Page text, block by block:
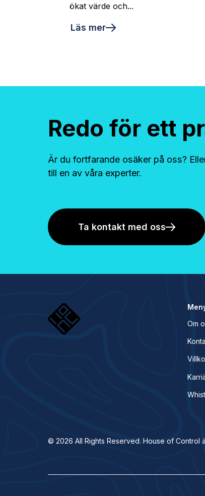
ökat värde och...
Läs mer
Redo för ett
Är du fortfarande osäker på oss?
till en av våra experter.
Ta kontakt med oss
Om
© 2026 All Rights Reserved. House of Control